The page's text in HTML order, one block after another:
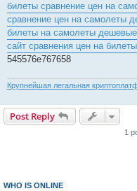
билеты сравнение цен на
сравнение цен на самолеты
билеты на самолеты
сайт сравнения цен на билеты
545576e767658
Крупнейшая легальная
Post Reply
1
WHO IS ONLINE